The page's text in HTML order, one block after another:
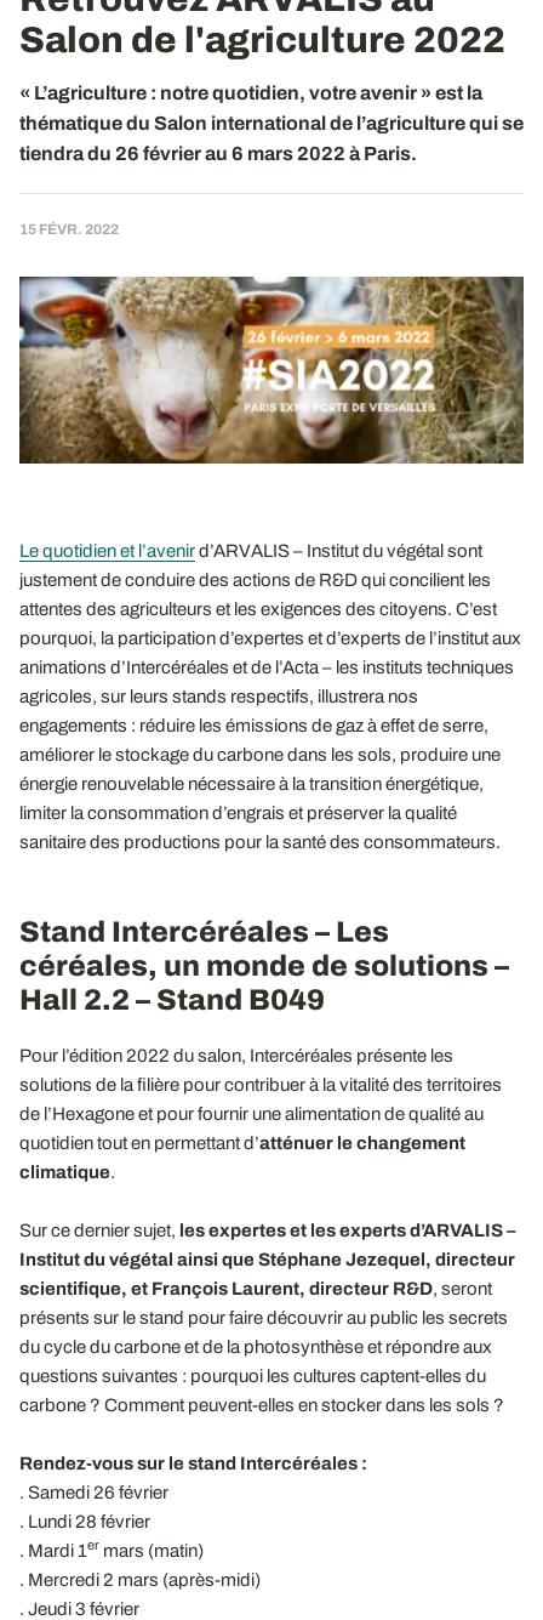
Salon de l'agriculture 2022
« L’agriculture : notre quotidien, votre avenir » est la
thématique du Salon international de l’agriculture qui se
tiendra du 26 février au 6 mars 2022 à Paris.
15 FÉVR. 2022
Le quotidien et l’avenird’ARVALIS – Institut du végétal sont
justement de conduire des actions de R&D qui concilient les
attentes des agriculteurs et les exigences des citoyens. C’est
pourquoi, la participation d’expertes et d’experts de l’institut aux
animations d’Intercéréales et de l’Acta – les instituts techniques
agricoles, sur leurs stands respectifs, illustrera nos
engagements : réduire les émissions de gaz à effet de serre,
améliorer le stockage du carbone dans les sols, produire une
énergie renouvelable nécessaire à la transition énergétique,
limiter la consommation d’engrais et préserver la qualité
sanitaire des productions pour la santé des consommateurs.
Stand Intercéréales – Les
céréales, un monde de solutions –
Hall 2.2 – Stand B049
Pour l’édition 2022 du salon, Intercéréales présente les
solutions de la filière pour contribuer à la vitalité des territoires
de l’Hexagone et pour fournir une alimentation de qualité au
quotidien tout en permettant d’atténuer le changement
climatique.
Sur ce dernier sujet, les expertes et les experts d’ARVALIS –
Institut du végétal ainsi que Stéphane Jezequel, directeur
scientifique, et François Laurent, directeur R&D, seront
présents sur le stand pour faire découvrir au public les secrets
du cycle du carbone et de la photosynthèse et répondre aux
questions suivantes : pourquoi les cultures captent-elles du
carbone ? Comment peuvent-elles en stocker dans les sols ?
Rendez-vous sur le stand Intercéréales :
. Samedi 26 février
. Lundi 28 février
. Mardi 1er mars (matin)
. Mercredi 2 mars (après-midi)
. Jeudi 3 février